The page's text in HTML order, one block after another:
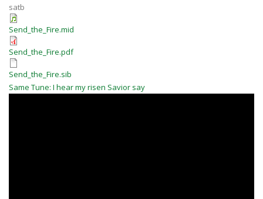
satb
Send_the_Fire.mid
Send_the_Fire.pdf
Send_the_Fire.sib
Same Tune: I hear my risen Savior say